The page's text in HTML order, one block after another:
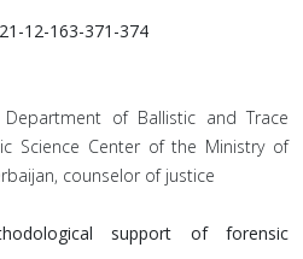
12-163-371-374
of Ballistic and Trace
Science Center of the Ministry of
counselor of justice
support of forensic